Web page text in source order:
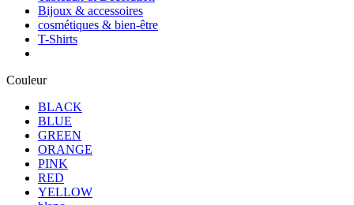
Bijoux & accessoires
cosmétiques & bien-être
T-Shirts
Couleur
BLACK
BLUE
GREEN
ORANGE
PINK
RED
YELLOW